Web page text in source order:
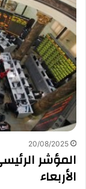
20/08/2025
الأربعاء